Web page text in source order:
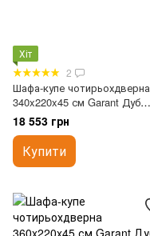
Хіт
2
Шафа-купе чотирьохдверна
340x220x45 см Garant Дуб
крафт золотой
18 553 грн
Купити